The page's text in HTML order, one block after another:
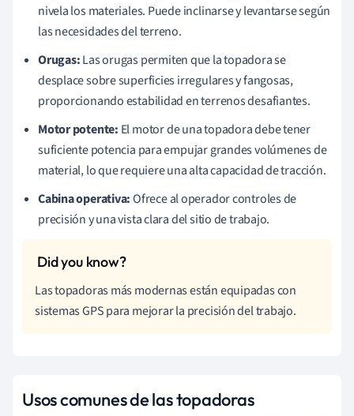
nivela los materiales. Puede inclinarse y levantarse según
las necesidades del terreno.
Orugas:Las orugas permiten que la topadora se
desplace sobre superficies irregulares y fangosas,
proporcionando estabilidad en terrenos desafiantes.
Motor potente: El motor de una topadora debe tener
suficiente potencia para empujar grandes volúmenes de
material, lo que requiere una alta capacidad de tracción.
Cabina operativa:Ofrece al operador controles de
precisión y una vista clara del sitio de trabajo.
Las topadoras más modernas están equipadas con
sistemas GPS para mejorar la precisión del trabajo.
Usos comunes de las topadoras